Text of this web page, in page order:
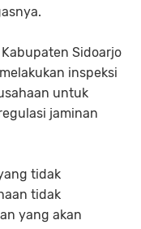
Sidoarjo
inspeksi
untuk
jaminan
tidak
tidak
yang akan